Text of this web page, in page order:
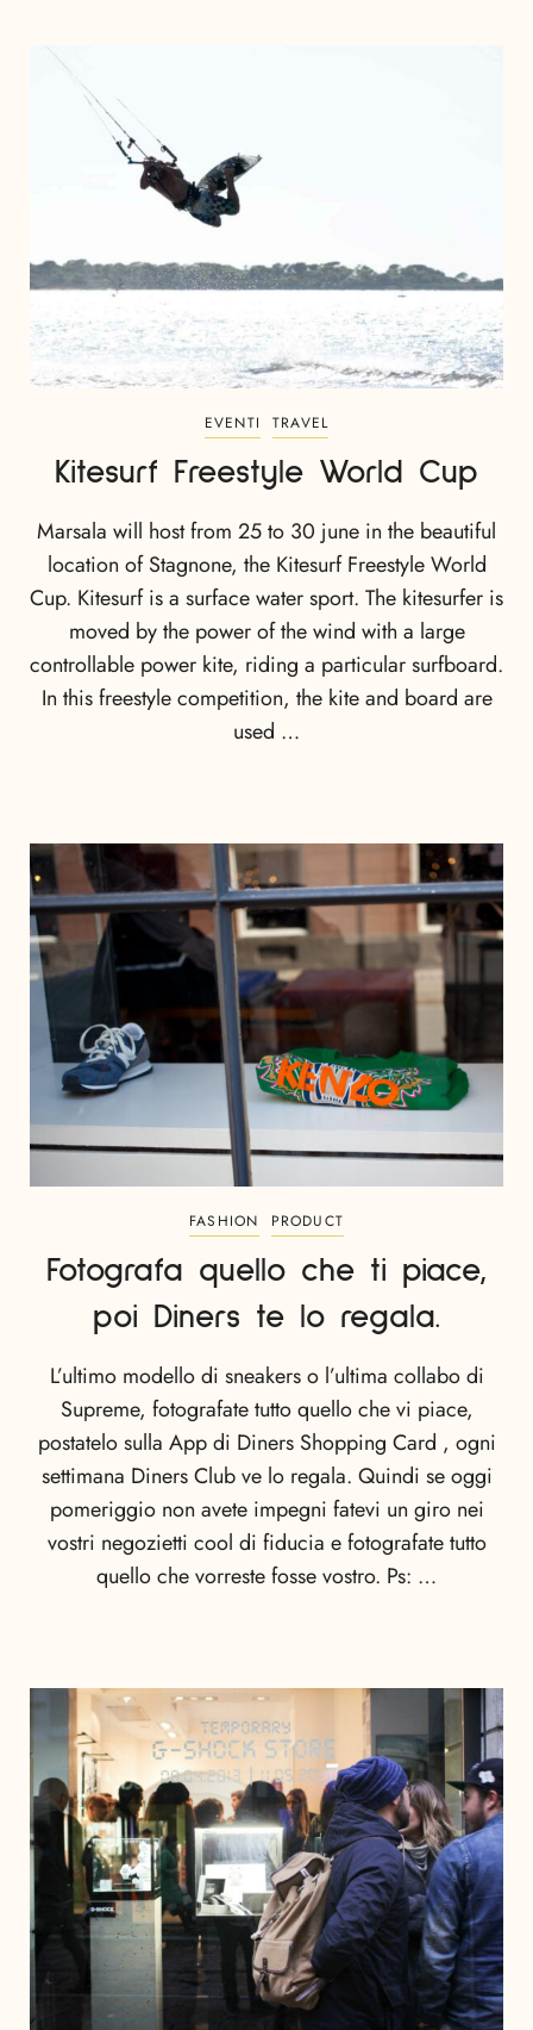
EVENTI TRAVEL
Kitesurf Freestyle World Cup
Marsala will host from 25 to 30 june in the beautiful
location of Stagnone, the Kitesurf Freestyle World
Cup. Kitesurf is a surface water sport. The kitesurfer is
moved by the power of the wind with a large
controllable power kite, riding a particular surfboard.
In this freestyle competition, the kite and board are
used …
FASHION PRODUCT
Fotografa quello che ti piace,
poi Diners te lo regala.
L’ultimo modello di sneakers o l’ultima collabo di
Supreme, fotografate tutto quello che vi piace,
postatelo sulla App di Diners Shopping Card , ogni
settimana Diners Club ve lo regala. Quindi se oggi
pomeriggio non avete impegni fatevi un giro nei
vostri negozietti cool di fiducia e fotografate tutto
quello che vorreste fosse vostro. Ps: …